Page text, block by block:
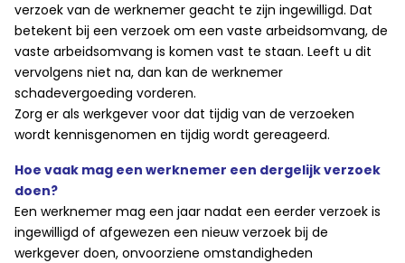
verzoek van de werknemer geacht te zijn ingewilligd. Dat
betekent bij een verzoek om een vaste arbeidsomvang, de
vaste arbeidsomvang is komen vast te staan. Leeft u dit
vervolgens niet na, dan kan de werknemer
schadevergoeding vorderen.
Zorg er als werkgever voor dat tijdig van de verzoeken
wordt kennisgenomen en tijdig wordt gereageerd.
Hoe vaak mag een werknemer een dergelijk verzoek
doen?
Een werknemer mag een jaar nadat een eerder verzoek is
ingewilligd of afgewezen een nieuw verzoek bij de
werkgever doen, onvoorziene omstandigheden